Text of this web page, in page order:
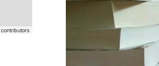
contributors